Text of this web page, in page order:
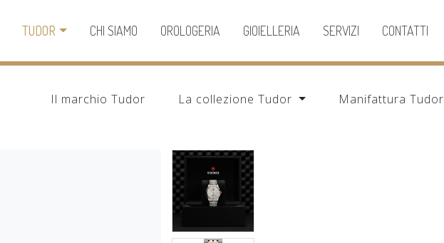
TUDOR CHI SIAMO OROLOGERIA GIOIELLERIA SERVIZI CONTATTI
Il marchio Tudor La collezione Tudor Manifattura Tudor